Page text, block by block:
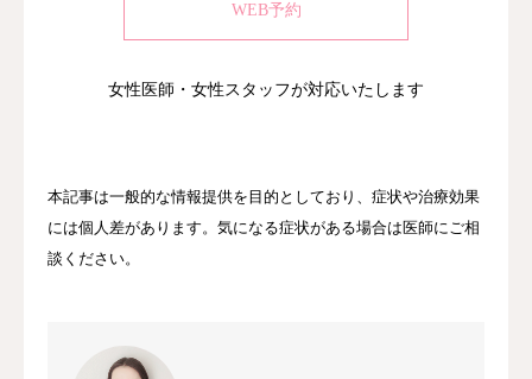
WEB予約
女性医師・女性スタッフが対応いたします
本記事は一般的な情報提供を目的としており、症状や治療効果
には個人差があります。気になる症状がある場合は医師にご相
談ください。